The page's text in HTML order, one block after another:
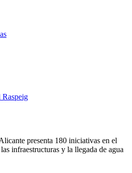
Raspeig
presenta 180 iniciativas en el
infraestructuras y la llegada de agua